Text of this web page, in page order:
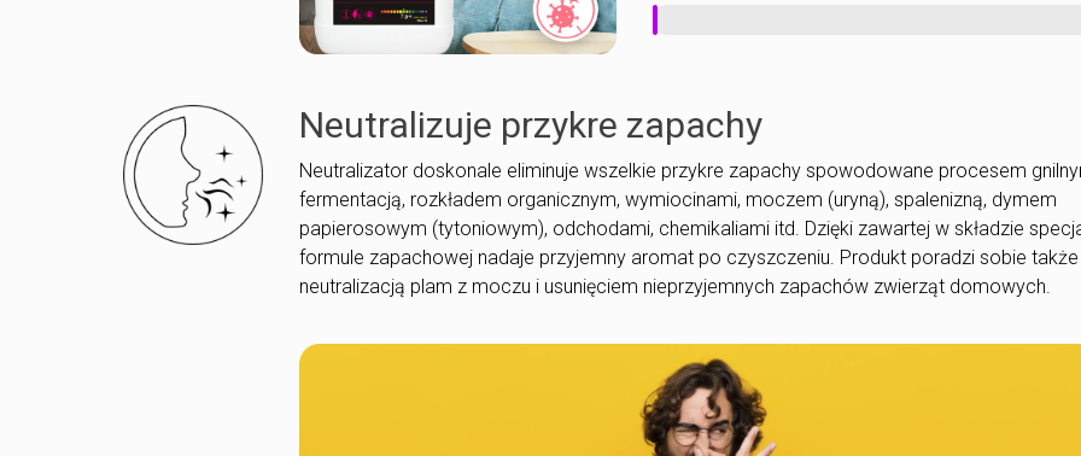
Neutralizuje przykre zapachy
Neutralizator doskonale eliminuje wszelkie przykre zapachy spowodowane procesem
fermentacją, rozkładem organicznym, wymiocinami, moczem (uryną), spalenizną, dymem
papierosowym (tytoniowym), odchodami, chemikaliami itd. Dzięki zawartej w składzie
formule zapachowej nadaje przyjemny aromat po czyszczeniu. Produkt poradzi sobie
neutralizacją plam z moczu i usunięciem nieprzyjemnych zapachów zwierząt domowych.